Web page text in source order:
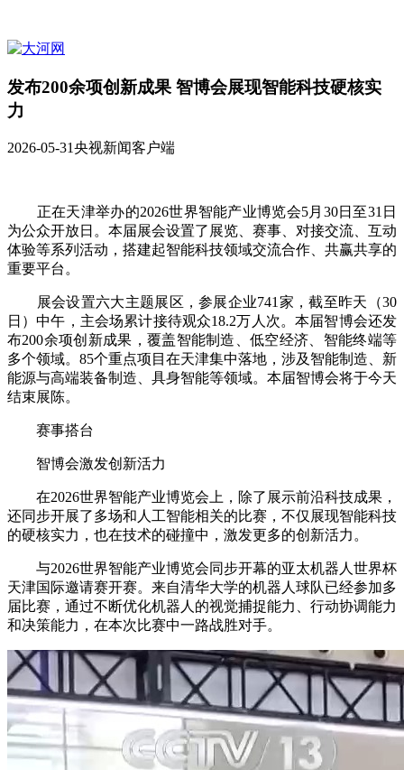
发布200余项创新成果 智博会展现智能科技硬核实
力
2026-05-31央视新闻客户端
正在天津举办的2026世界智能产业博览会5月30日至31日
为公众开放日。本届展会设置了展览、赛事、对接交流、互动
体验等系列活动，搭建起智能科技领域交流合作、共赢共享的
重要平台。
展会设置六大主题展区，参展企业741家，截至昨天（30
日）中午，主会场累计接待观众18.2万人次。本届智博会还发
布200余项创新成果，覆盖智能制造、低空经济、智能终端等
多个领域。85个重点项目在天津集中落地，涉及智能制造、新
能源与高端装备制造、具身智能等领域。本届智博会将于今天
结束展陈。
赛事搭台
智博会激发创新活力
在2026世界智能产业博览会上，除了展示前沿科技成果，
还同步开展了多场和人工智能相关的比赛，不仅展现智能科技
的硬核实力，也在技术的碰撞中，激发更多的创新活力。
与2026世界智能产业博览会同步开幕的亚太机器人世界杯
天津国际邀请赛开赛。来自清华大学的机器人球队已经参加多
届比赛，通过不断优化机器人的视觉捕捉能力、行动协调能力
和决策能力，在本次比赛中一路战胜对手。